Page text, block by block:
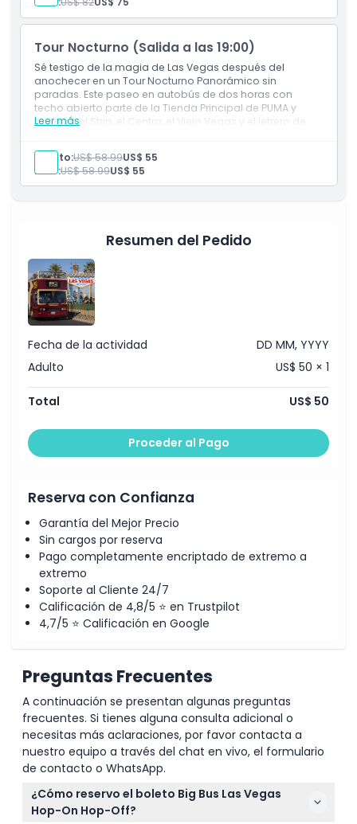
Tour Nocturno (Salida a las 19:00)
Sé testigo de la magia de Las Vegas después del
anochecer en un Tour Nocturno Panorámico sin
paradas. Este paseo en autobús de dos horas con
techo abierto parte de la Tienda Principal de PUMA y
muestra el Strip, el Centro, el Viejo Vegas y el letrero de
disfrute del comentario de audio en varios idiomas
mientras las luces neón de la Ciudad del Pecado
cobran vida.
Leer más
Adulto:US$ 58.99US$ 55
Niño:US$ 58.99US$ 55
Resumen del Pedido
Fecha de la actividad
DD MM, YYYY
Adulto
US$ 50 × 1
Total US$ 50
Proceder al Pago
Reserva con Confianza
Garantía del Mejor Precio
Sin cargos por reserva
Pago completamente encriptado de extremo a
extremo
Soporte al Cliente 24/7
Calificación de 4,8/5 ⭐ en Trustpilot
4,7/5 ⭐ Calificación en Google
Preguntas Frecuentes
A continuación se presentan algunas preguntas
frecuentes. Si tienes alguna consulta adicional o
necesitas más aclaraciones, por favor contacta a
nuestro equipo a través del chat en vivo, el formulario
de contacto o WhatsApp.
¿Cómo reservo el boleto Big Bus Las Vegas
Hop-On Hop-Off?